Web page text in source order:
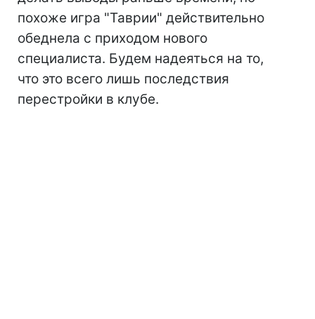
похоже игра "Таврии" действительно
обеднела с приходом нового
специалиста. Будем надеяться на то,
что это всего лишь последствия
перестройки в клубе.